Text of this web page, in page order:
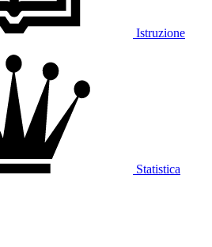
Istruzione
Statistica